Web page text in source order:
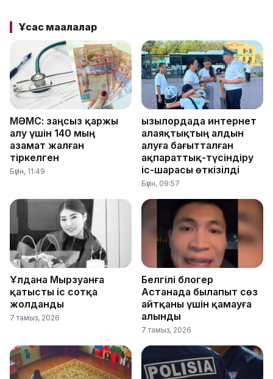
Ұқсас мақалалар
МӘМС: заңсыз қаржы
алу үшін 140 мың
азамат жалған
тіркелген
Бүгін, 11:49
Қызылордада интернет
алаяқтықтың алдын
алуға бағытталған
ақпараттық-түсіндіру
іс-шарасы өткізілді
Бүгін, 09:57
Ұлдана Мырзуанға
қатысты іс сотқа
жолданды
7 тамыз, 2026
Белгілі блогер
Астанада былапыт сөз
айтқаны үшін қамауға
алынды
7 тамыз, 2026